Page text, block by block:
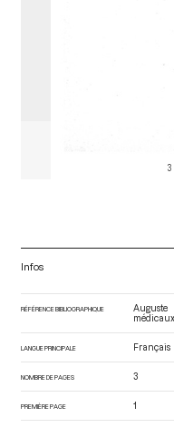
3
Infos
RÉFÉRENCE BIBLIOGRAPHIQUE
Auguste
LANGUE PRINCIPALE Français
NOMBRE DE PAGES 3
PREMIÈRE PAGE 1